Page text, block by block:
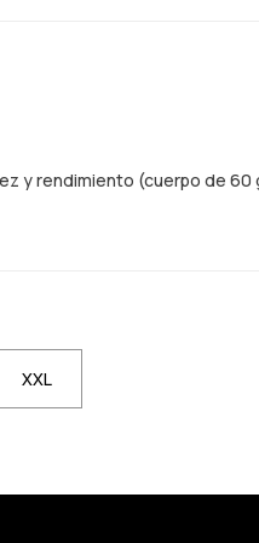
y rendimiento (cuerpo de
XXL